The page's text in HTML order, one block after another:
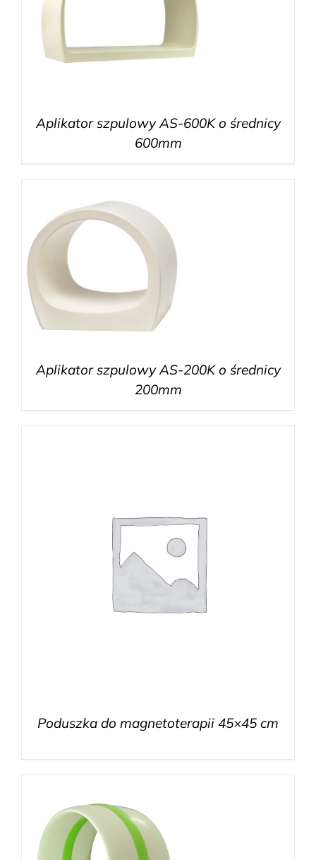
Aplikator szpulowy AS-600K o średnicy
600mm
Aplikator szpulowy AS-200K o średnicy
200mm
Poduszka do magnetoterapii 45×45 cm